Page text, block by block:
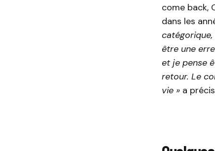
come back,
dans les
catégorique,
être une
et je pense
retour. Le
vie » a